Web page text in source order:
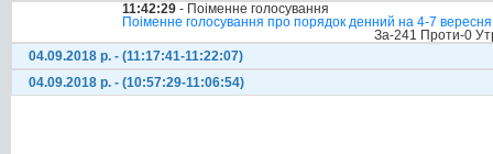
11:42:29 - Поіменне голосування
Поіменне голосування про порядок денний на 4-7
За-241 Проти-0
04.09.2018 р. - (11:17:41-11:22:07)
04.09.2018 р. - (10:57:29-11:06:54)